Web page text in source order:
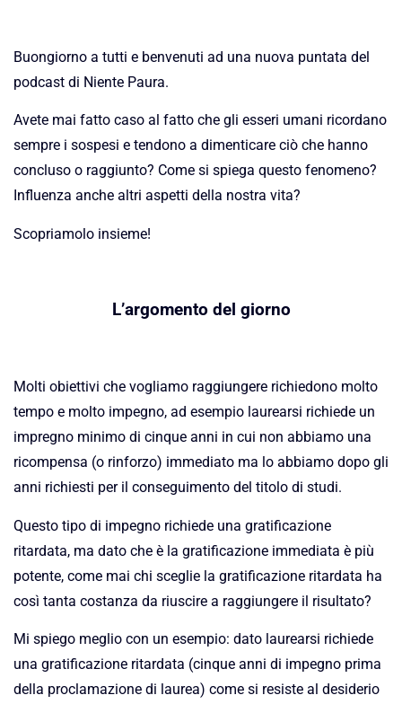
Buongiorno a tutti e benvenuti ad una nuova puntata del
podcast di Niente Paura.
Avete mai fatto caso al fatto che gli esseri umani ricordano
sempre i sospesi e tendono a dimenticare ciò che hanno
concluso o raggiunto? Come si spiega questo fenomeno?
Influenza anche altri aspetti della nostra vita?
Scopriamolo insieme!
L’argomento del giorno
Molti obiettivi che vogliamo raggiungere richiedono molto
tempo e molto impegno, ad esempio laurearsi richiede un
impregno minimo di cinque anni in cui non abbiamo una
ricompensa (o rinforzo) immediato ma lo abbiamo dopo gli
anni richiesti per il conseguimento del titolo di studi.
Questo tipo di impegno richiede una gratificazione
ritardata, ma dato che è la gratificazione immediata è più
potente, come mai chi sceglie la gratificazione ritardata ha
così tanta costanza da riuscire a raggiungere il risultato?
Mi spiego meglio con un esempio: dato laurearsi richiede
una gratificazione ritardata (cinque anni di impegno prima
della proclamazione di laurea) come si resiste al desiderio